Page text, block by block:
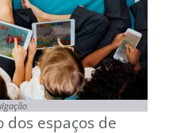
espaços de